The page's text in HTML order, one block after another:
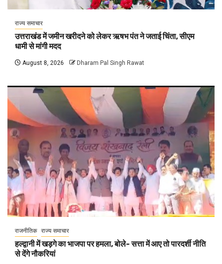
राज्य समाचार
उत्तराखंड में जमीन खरीदने को लेकर ऋषभ पंत ने जताई चिंता, सीएम
धामी से मांगी मदद
August 8, 2026 Dharam Pal Singh Rawat
राजनीतिक राज्य समाचार
हल्द्वानी में खड़गे का भाजपा पर हमला, बोले- सत्ता में आए तो पारदर्शी नीति
से देंगे नौकरियां